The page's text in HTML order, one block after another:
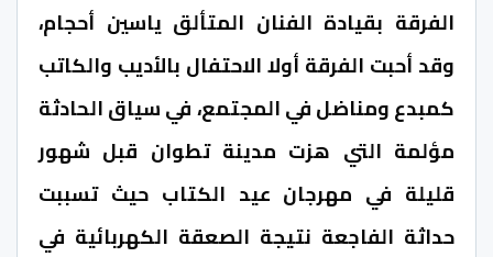
الفرقة بقيادة الفنان المتألق ياسين أحجام،
وقد أحبت الفرقة أولا الاحتفال بالأديب والكاتب
كمبدع ومناضل في المجتمع، في سياق الحادثة
مؤلمة التي هزت مدينة تطوان قبل شهور
قليلة في مهرجان عيد الكتاب حيث تسببت
حداثة الفاجعة نتيجة الصعقة الكهربائية في